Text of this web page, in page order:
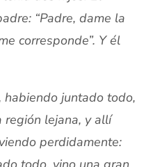
“Padre, dame la
corresponde”. Y él
habiendo juntado todo,
región lejana, y allí
perdidamente: